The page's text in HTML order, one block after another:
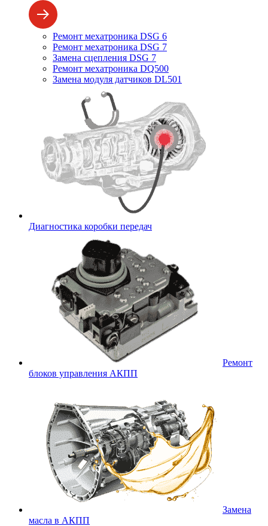
Ремонт мехатроника DSG 6
Ремонт мехатроника DSG 7
Замена сцепления DSG 7
Ремонт мехатроника DQ500
Замена модуля датчиков DL501
Диагностика коробки передач
Ремонт
блоков управления АКПП
Замена
масла в АКПП